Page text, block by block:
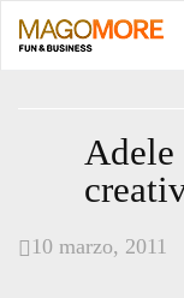
Adele
10 marzo, 2011